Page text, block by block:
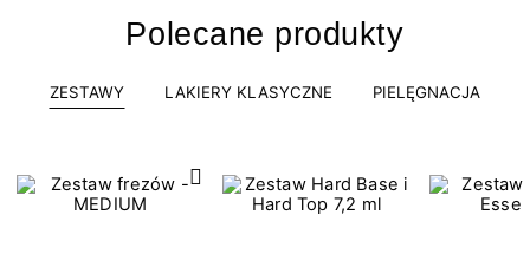
Polecane produkty
ZESTAWY LAKIERY KLASYCZNE PIELĘGNACJA